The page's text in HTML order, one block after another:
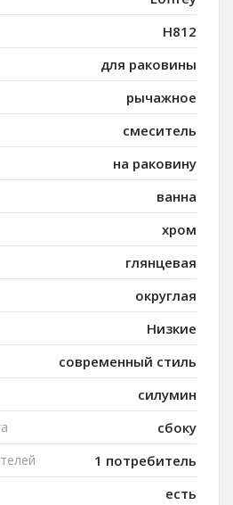
H812
для раковины
рычажное
смеситель
на раковину
ванна
хром
глянцевая
округлая
Низкие
современный стиль
силумин
сбоку
1 потребитель
есть